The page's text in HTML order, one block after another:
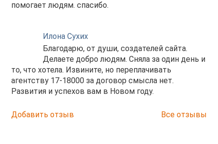
помогает людям. спасибо.
Илона Сухих
Благодарю, от души, создателей сайта.
Делаете добро людям. Сняла за один день и
то, что хотела. Извините, но переплачивать
агентству 17-18000 за договор смысла нет.
Развития и успехов вам в Новом году.
Добавить отзыв Все отзывы